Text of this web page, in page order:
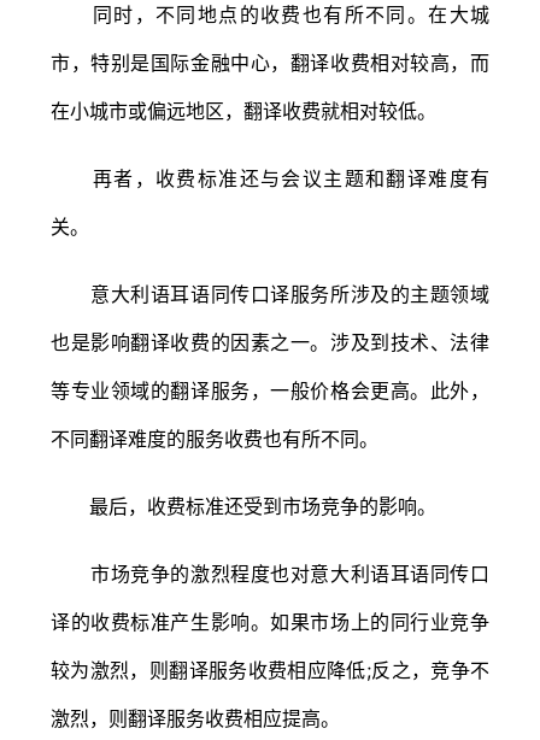
同时，不同地点的收费也有所不同。在大城
市，特别是国际金融中心，翻译收费相对较高，而
在小城市或偏远地区，翻译收费就相对较低。
再者，收费标准还与会议主题和翻译难度有
关。
意大利语耳语同传口译服务所涉及的主题领域
也是影响翻译收费的因素之一。涉及到技术、法律
等专业领域的翻译服务，一般价格会更高。此外，
不同翻译难度的服务收费也有所不同。
最后，收费标准还受到市场竞争的影响。
市场竞争的激烈程度也对意大利语耳语同传口
译的收费标准产生影响。如果市场上的同行业竞争
较为激烈，则翻译服务收费相应降低;反之，竞争不
激烈，则翻译服务收费相应提高。